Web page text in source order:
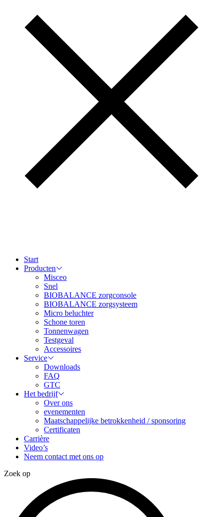
Start
Producten
Misceo
Snel
BIOBALANCE zorgconsole
BIOBALANCE zorgsysteem
Micro beluchter
Schone toren
Tonnenwagen
Testgeval
Accessoires
Service
Downloads
FAQ
GTC
Het bedrijf
Over ons
evenementen
Maatschappelijke betrokkenheid / sponsoring
Certificaten
Carrière
Video’s
Neem contact met ons op
Zoek op